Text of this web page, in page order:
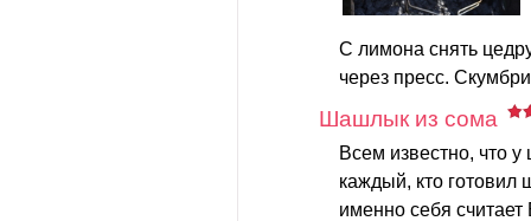
С лимона снять
через пресс.
Шашлык из сома
Всем известно, что
каждый, кто готовил
именно себя